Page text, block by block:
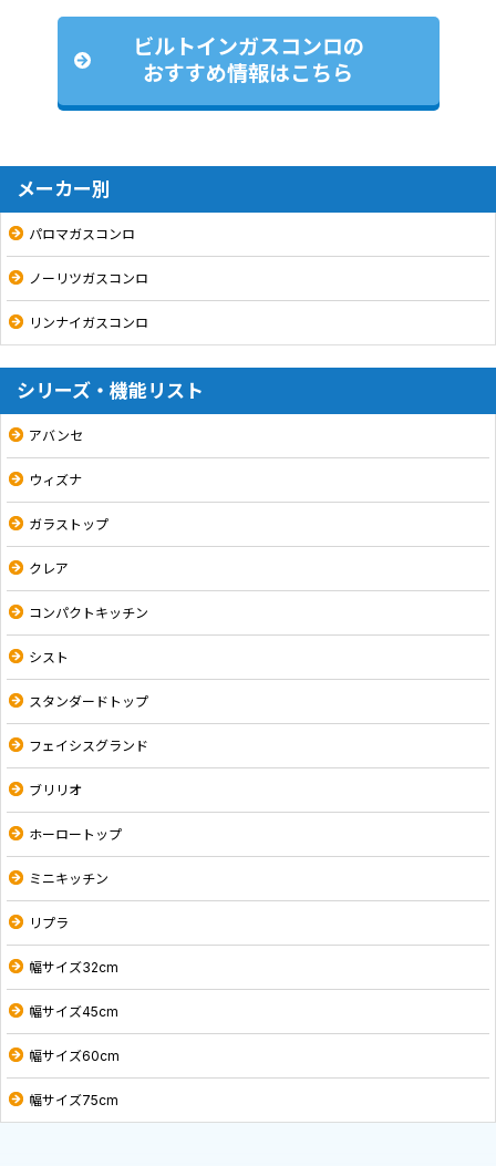
ビルトインガスコンロの
おすすめ情報はこちら
メーカー別
パロマガスコンロ
ノーリツガスコンロ
リンナイガスコンロ
シリーズ・機能リスト
アバンセ
ウィズナ
ガラストップ
クレア
コンパクトキッチン
シスト
スタンダードトップ
フェイシスグランド
ブリリオ
ホーロートップ
ミニキッチン
リプラ
幅サイズ32cm
幅サイズ45cm
幅サイズ60cm
幅サイズ75cm